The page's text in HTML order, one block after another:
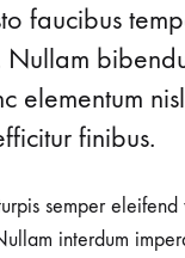
faucibus
elementum
finibus.
semper
interdum